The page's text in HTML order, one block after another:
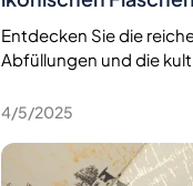
Entdecken Sie die
Abfüllungen und die
Erfahren Sie mehr über
4/5/2025